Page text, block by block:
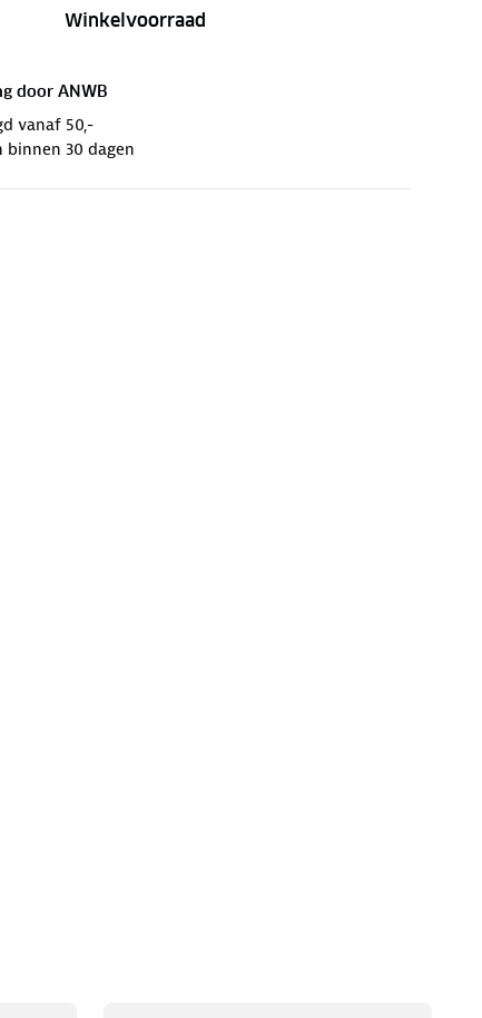
Winkelvoorraad
door ANWB
vanaf 50,-
binnen 30 dagen